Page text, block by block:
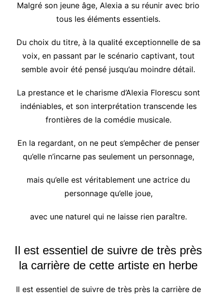
Malgré son jeune âge, Alexia a su réunir avec brio
tous les éléments essentiels.
Du choix du titre, à la qualité exceptionnelle de sa
voix, en passant par le scénario captivant, tout
semble avoir été pensé jusqu’au moindre détail.
La prestance et le charisme d’Alexia Florescu sont
indéniables, et son interprétation transcende les
frontières de la comédie musicale.
En la regardant, on ne peut s’empêcher de penser
qu’elle n’incarne pas seulement un personnage,
mais qu’elle est véritablement une actrice du
personnage qu’elle joue,
avec une naturel qui ne laisse rien paraître.
Il est essentiel de suivre de très près
la carrière de cette artiste en herbe
Il est essentiel de suivre de très près la carrière de